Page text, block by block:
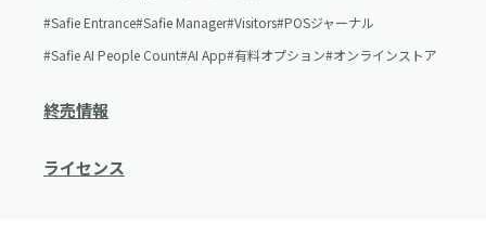
Safie Entrance Safie Manager Visitors POSジャーナル
Safie AI People Count AI App 有料オプション オンラインストア
終売情報
ライセンス